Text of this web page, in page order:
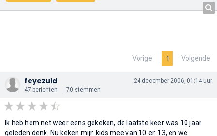
Vorige 1 Volgende
feyezuid
47 berichten 70 stemmen
24 december 2006, 01:14 uur
Ik heb hem net weer eens gekeken, de laatste keer was 10 jaar
geleden denk. Nu keken mijn kids mee van 10 en 13, en we